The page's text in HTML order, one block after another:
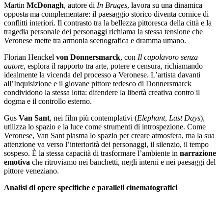
Martin McDonagh, autore di In Bruges, lavora su una dinamica
opposta ma complementare: il paesaggio storico diventa cornice di
conflitti interiori. Il contrasto tra la bellezza pittoresca della città e la
tragedia personale dei personaggi richiama la stessa tensione che
Veronese mette tra armonia scenografica e dramma umano.
Florian Henckel von Donnersmarck, con Il capolavoro senza
autore, esplora il rapporto tra arte, potere e censura, richiamando
idealmente la vicenda del processo a Veronese. L’artista davanti
all’Inquisizione e il giovane pittore tedesco di Donnersmarck
condividono la stessa lotta: difendere la libertà creativa contro il
dogma e il controllo esterno.
Gus Van Sant, nei film più contemplativi (Elephant, Last Days),
utilizza lo spazio e la luce come strumenti di introspezione. Come
Veronese, Van Sant plasma lo spazio per creare atmosfera, ma la sua
attenzione va verso l’interiorità dei personaggi, il silenzio, il tempo
sospeso. È la stessa capacità di trasformare l’ambiente in narrazione
emotiva che ritroviamo nei banchetti, negli interni e nei paesaggi del
pittore veneziano.
Analisi di opere specifiche e paralleli cinematografici